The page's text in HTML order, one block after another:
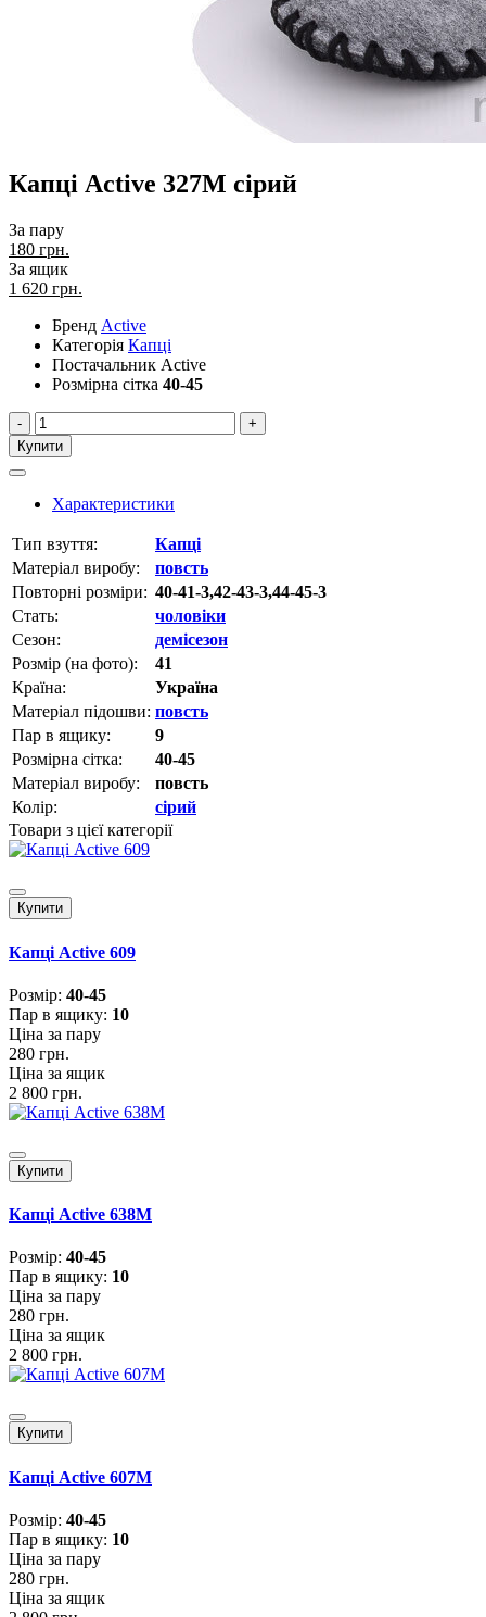
Капці Active 327M сірий
За пару
180 грн.
За ящик
1 620 грн.
Бренд Active
Категорія Капці
Постачальник Active
Розмірна сітка 40-45
-
+
Купити
Характеристики
Тип взуття:
Капці
Матеріал виробу:
повсть
Повторні розміри: 40-41-3,42-43-3,44-45-3
Стать:
чоловіки
Сезон:
демісезон
Розмір (на фото):
41
Країна:
Україна
Матеріал підошви: повсть
Пар в ящику:
9
Розмірна сітка:
40-45
Матеріал виробу:
повсть
Колір:
сірий
Товари з цієї категорії
Купити
Капці Active 609
Розмiр: 40-45
Пар в ящику: 10
Ціна за пару
280 грн.
Ціна за ящик
2 800 грн.
Купити
Капці Active 638M
Розмiр: 40-45
Пар в ящику: 10
Ціна за пару
280 грн.
Ціна за ящик
2 800 грн.
Купити
Капці Active 607M
Розмiр: 40-45
Пар в ящику: 10
Ціна за пару
280 грн.
Ціна за ящик